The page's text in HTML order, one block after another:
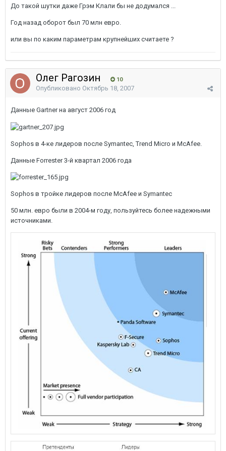
До такой шутки даже Грэм Клали бы не додумался ...
Год назад оборот был 70 млн евро.
или вы по каким параметрам крупнейших считаете ?
Олег Рагозин 10
Опубликовано Октябрь 18, 2007
Данные Gartner на август 2006 год
Sophos в 4-ке лидеров после Symantec, Trend Micro и McAfee.
Данные Forrester 3-й квартал 2006 года
Sophos в тройке лидеров после McAfee и Symantec
50 млн. евро были в 2004-м году, пользуйтесь более надежными
источниками.